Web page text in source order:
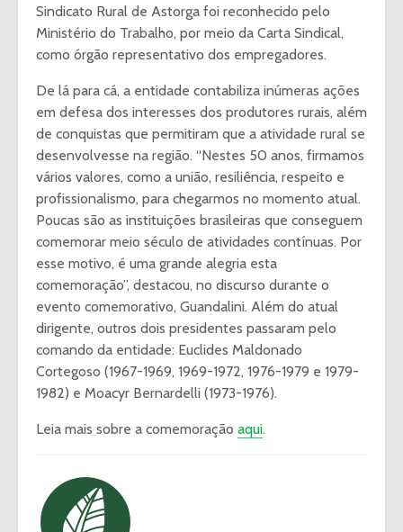
Sindicato Rural de Astorga foi reconhecido pelo
Ministério do Trabalho, por meio da Carta Sindical,
como órgão representativo dos empregadores.
De lá para cá, a entidade contabiliza inúmeras ações
em defesa dos interesses dos produtores rurais, além
de conquistas que permitiram que a atividade rural se
desenvolvesse na região. “Nestes 50 anos, firmamos
vários valores, como a união, resiliência, respeito e
profissionalismo, para chegarmos no momento atual.
Poucas são as instituições brasileiras que conseguem
comemorar meio século de atividades contínuas. Por
esse motivo, é uma grande alegria esta
comemoração”, destacou, no discurso durante o
evento comemorativo, Guandalini. Além do atual
dirigente, outros dois presidentes passaram pelo
comando da entidade: Euclides Maldonado
Cortegoso (1967-1969, 1969-1972, 1976-1979 e 1979-
1982) e Moacyr Bernardelli (1973-1976).
Leia mais sobre a comemoração aqui.